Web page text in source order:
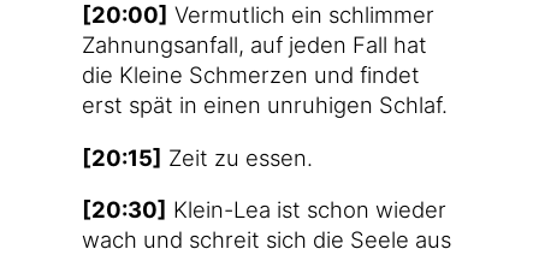
[20:00] Ver­mut­lich ein schlim­mer
Zah­nungs­an­fall, auf jeden Fall hat
die Klei­ne Schmer­zen und fin­det
erst spät in einen unru­hi­gen Schlaf.
[20:15] Zeit zu essen.
[20:30] Klein-Lea ist schon wie­der
wach und schreit sich die See­le aus